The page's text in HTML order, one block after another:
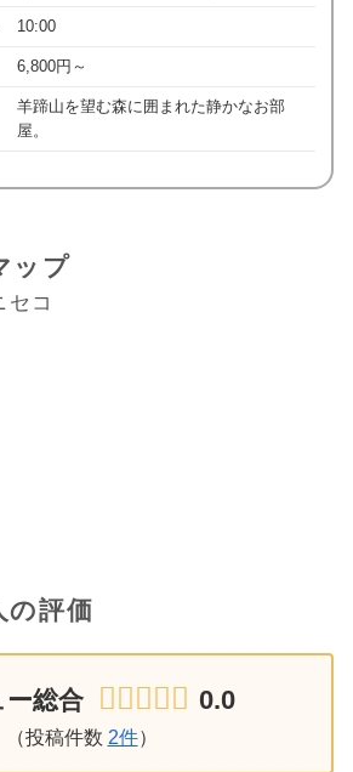
10:00
6,800円～
羊蹄山を望む森に囲まれた静かなお部
屋。
ップ
セコ
の評価
ー総合 0.0
（投稿件数 2件）